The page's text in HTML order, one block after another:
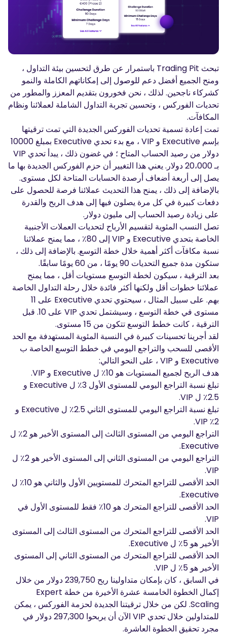
المدونة الصوتية-بودكاست
قاموس المصطلحات
مفكره اقتصادية
ساعات العطلات في السوق
تسجيل الدخول إنشاء حساب
تبحث Trading Pit باستمرار عن طرق لتحسين بيئة التداول ،
ومنح الجميع أفضل دعم للوصول إلى إمكاناتهم الكاملة والنمو
كشركاء ناجحين. لذلك ، نحن فخورون بتقديم المعزز والمطور من
تحديات الفوركس ، وتحسين تجربة التداول الشاملة لعملائنا ونظام
المكافآت.
تمت إعادة تسمية تحديات الفوركس الجديدة التي تمت ترقيتها
بإسم Executive و VIP ، مع بدء تحدي Executive بمبلغ 10000
دولار من رصيد الحساب المتاح ؛ في غضون ذلك ، يبدأ تحدي VIP
بـ 20،000 دولار. يعني هذا التغيير أن حزم الفوركس الجديدة بها ما
يصل إلى أربعة أضعاف أرصدة الحسابات المتاحة لكل مستوى.
بالإضافة إلى ذلك ، يمنح هذا التحديث عملائنا فرصة للحصول على
دفعات كبيرة في كل مرة يصلون فيها إلى هدف الربح والقدرة
على زيادة رصيد الحساب إلى مليون دولار.
تصل النسب المئوية لتقسيم الأرباح لتحديات العملات الأجنبية
الخاصة بتحدي Executive و VIP إلى 80٪ ، مما يمنح عملائنا
نسبة مكافآت أكثر أهمية خلال خطة التوسع. بالإضافة إلى ذلك ،
ستكون مدة جميع التحديات 90 يومًا ، من 60 يومًا سابقًا.
بعد الترقية ، سيكون لخطة التوسع مستويات أقل ، مما يمنح
عملائنا خطوات أقل ولكنها أكثر فائدة خلال رحلة التداول الخاصة
بهم. على سبيل المثال ، سيحتوي تحدي Executive على 11
مستوى في خطة التوسع ، وسيشتمل تحدي VIP على 10. قبل
الترقية ، كانت خطط التوسع تتكون من 15 مستوى.
لقد أجرينا تحسينات كبيرة في النسبة المئوية المستهدفة مع الحد
الأقصى للسحب والتراجع اليومي في خطط التوسع الخاصة ب
Executive و VIP ، على النحو التالي:
هدف الربح لجميع المستويات هو 10٪ ل Executive و VIP.
تبلغ نسبة التراجع اليومي للمستوى الأول 3٪ ل Executive و
2.5٪ ل VIP.
تبلغ نسبة التراجع اليومي للمستوى الثاني 2.5٪ ل Executive و
2٪ VIP.
التراجع اليومي من المستوى الثالث إلى المستوى الأخير هو 2٪ ل
Executive.
التراجع اليومي من المستوى الثاني إلى المستوى الأخير هو 2٪ ل
VIP.
الحد الأقصى للتراجع المتحرك للمستويين الأول والثاني هو 10٪ ل
Executive.
الحد الأقصى للتراجع المتحرك هو 10٪ فقط للمستوى الأول في
VIP.
الحد الأقصى للتراجع المتحرك من المستوى الثالث إلى المستوى
الأخير هو 5٪ ل Executive.
الحد الأقصى للتراجع المتحرك من المستوى الثاني إلى المستوى
الأخير هو 5٪ ل VIP.
في السابق ، كان بإمكان متداولينا ربح 239,750 دولار من خلال
إكمال الخطوة الخامسة عشرة الأخيرة من خطة Expert
Scaling. لكن من خلال ترقيتنا الجديدة لحزمة الفوركس ، يمكن
للمتداولين خلال تحدي VIP الآن أن يربحوا 297,300 دولار في
مجرد تحقيق الخطوة العاشرة.